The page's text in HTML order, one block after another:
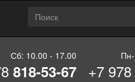
Сб: 10.00 - 17.00
818-53-67 +7